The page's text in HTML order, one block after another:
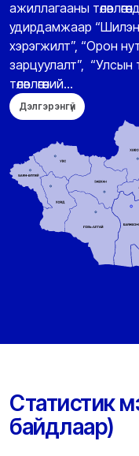
ажиллагааны
удирдамжаар
хэрэгжилт”, “Орон
зарцуулалт”, “Улсын
төлөвлөгөөний...
Дэлгэрэнгүй
Статистик
байдлаар)